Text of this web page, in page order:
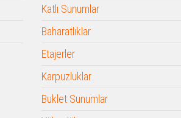
Katlı Sunumlar
Baharatlıklar
Etajerler
Karpuzluklar
Buklet Sunumlar